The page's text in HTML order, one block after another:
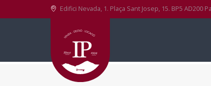
Edifici Nevada, 1. Plaça Sant Josep, 15. BP5 AD200